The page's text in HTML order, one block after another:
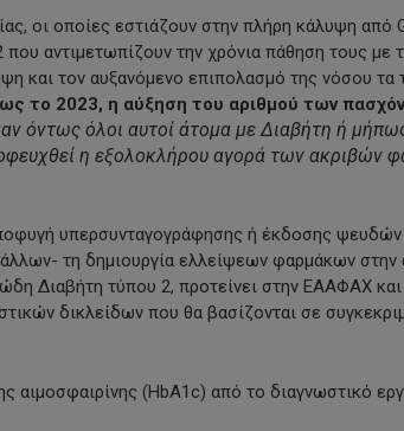
οι οποίες εστιάζουν στην πλήρη κάλυψη από
αντιμετωπίζουν την χρόνια πάθηση τους με
και τον αυξανόμενο επιπολασμό της νόσου τα
το 2023, η αύξηση του αριθμού των
όντως όλοι αυτοί άτομα με Διαβήτη ή
η εξολοκλήρου αγορά των ακριβών
υπερσυνταγογράφησης ή έκδοσης ψευδών
τη δημιουργία ελλείψεων φαρμάκων στην
Διαβήτη τύπου 2, προτείνει στην ΕΑΑΦΑΧ
δικλείδων που θα βασίζονται σε
αιμοσφαιρίνης (HbA1c) από το διαγνωστικό